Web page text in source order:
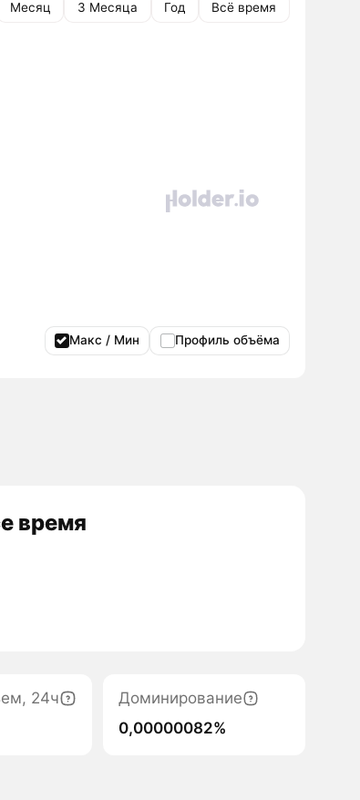
Месяц 3 Месяца Год Всё время
Макс / Мин Профиль объёма
время
24ч
Доминирование
0,00000082%